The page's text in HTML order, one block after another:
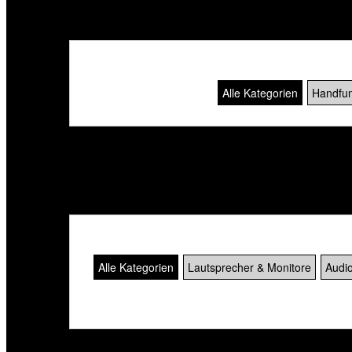
Alle Kategorien
Alle Kategorien Lautsprecher & Monitore